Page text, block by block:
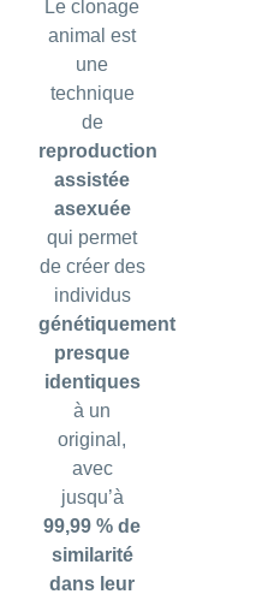
Le clonage
animal est
une
technique
de
reproduction
assistée
asexuée
qui permet
de créer des
individus
génétiquement
presque
identiques
à un
original,
avec
jusqu’à
99,99 % de
similarité
dans leur